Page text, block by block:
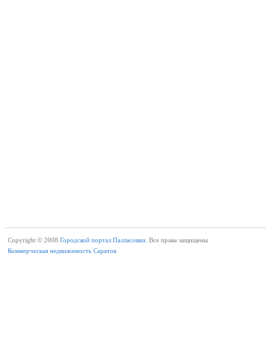
Copyright © 2008 Городской портал Палласовки. Все права защищены
Коммерческая недвижимость Саратов